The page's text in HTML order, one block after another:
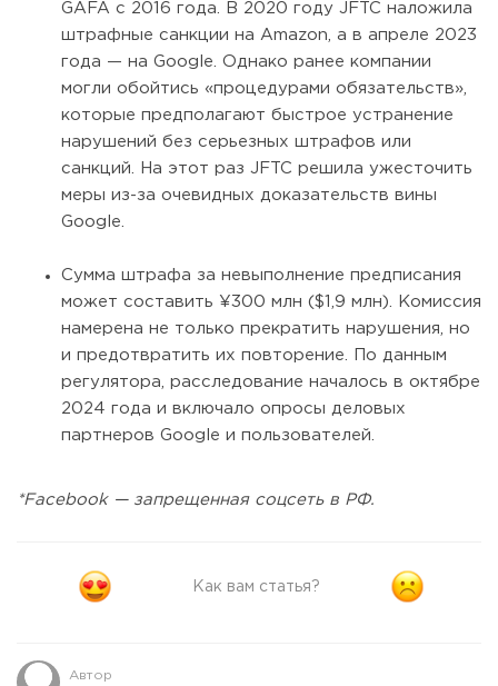
GAFA с 2016 года. В 2020 году JFTC наложила
штрафные санкции на Amazon, а в апреле 2023
года — на Google. Однако ранее компании
могли обойтись «процедурами обязательств»,
которые предполагают быстрое устранение
нарушений без серьезных штрафов или
санкций. На этот раз JFTC решила ужесточить
меры из-за очевидных доказательств вины
Google.
Сумма штрафа за невыполнение предписания
может составить ¥300 млн ($1,9 млн). Комиссия
намерена не только прекратить нарушения, но
и предотвратить их повторение. По данным
регулятора, расследование началось в октябре
2024 года и включало опросы деловых
партнеров Google и пользователей.
*Facebook — запрещенная соцсеть в РФ.
Как вам статья?
Автор